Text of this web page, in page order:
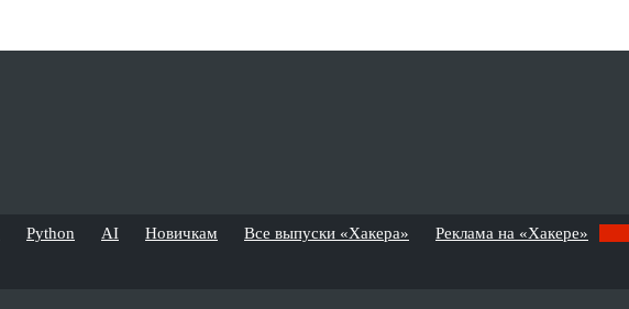
Python AI Новичкам Все выпуски «Хакера» Реклама на «Хакере»